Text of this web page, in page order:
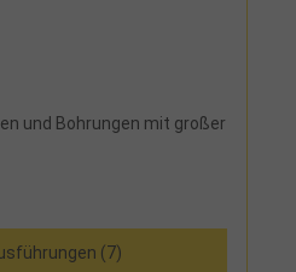
und Bohrungen mit großer
(7)